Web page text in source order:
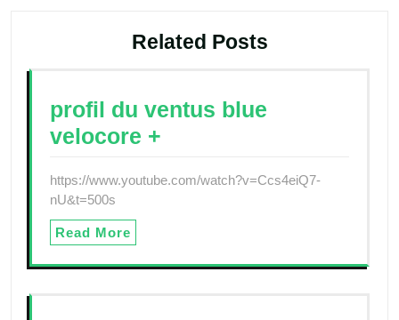
Related Posts
profil du ventus blue
velocore +
https://www.youtube.com/watch?v=Ccs4eiQ7-
nU&t=500s
Read More